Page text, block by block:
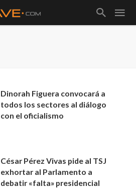
Dinorah Figuera convocará a
todos los sectores al diálogo
con el oficialismo
César Pérez Vivas pide al TSJ
exhortar al Parlamento a
debatir «falta» presidencial